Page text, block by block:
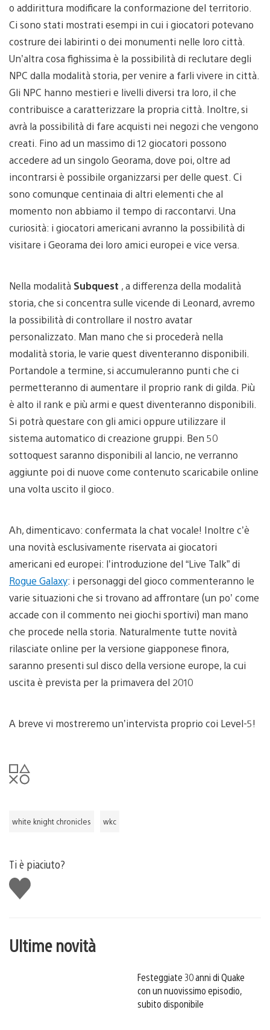
o addirittura modificare la conformazione del territorio.
Ci sono stati mostrati esempi in cui i giocatori potevano
costrure dei labirinti o dei monumenti nelle loro città.
Un’altra cosa fighissima è la possibilità di reclutare degli
NPC dalla modalità storia, per venire a farli vivere in città.
Gli NPC hanno mestieri e livelli diversi tra loro, il che
contribuisce a caratterizzare la propria città. Inoltre, si
avrà la possibilità di fare acquisti nei negozi che vengono
creati. Fino ad un massimo di 12 giocatori possono
accedere ad un singolo Georama, dove poi, oltre ad
incontrarsi è possibile organizzarsi per delle quest. Ci
sono comunque centinaia di altri elementi che al
momento non abbiamo il tempo di raccontarvi. Una
curiosità: i giocatori americani avranno la possibilità di
visitare i Georama dei loro amici europei e vice versa.
Nella modalità Subquest , a differenza della modalità
storia, che si concentra sulle vicende di Leonard, avremo
la possibilità di controllare il nostro avatar
personalizzato. Man mano che si procederà nella
modalità storia, le varie quest diventeranno disponibili.
Portandole a termine, si accumuleranno punti che ci
permetteranno di aumentare il proprio rank di gilda. Più
è alto il rank e più armi e quest diventeranno disponibili.
Si potrà questare con gli amici oppure utilizzare il
sistema automatico di creazione gruppi. Ben 50
sottoquest saranno disponibili al lancio, ne verranno
aggiunte poi di nuove come contenuto scaricabile online
una volta uscito il gioco.
Ah, dimenticavo: confermata la chat vocale! Inoltre c’è
una novità esclusivamente riservata ai giocatori
americani ed europei: l’introduzione del “Live Talk” di
Rogue Galaxy: i personaggi del gioco commenteranno le
varie situazioni che si trovano ad affrontare (un po’ come
accade con il commento nei giochi sportivi) man mano
che procede nella storia. Naturalmente tutte novità
rilasciate online per la versione giapponese finora,
saranno presenti sul disco della versione europe, la cui
uscita è prevista per la primavera del 2010
A breve vi mostreremo un’intervista proprio coi Level-5!
white knight chronicles wkc
Ti è piaciuto?
Mi
piace
Ultime novità
Festeggiate 30 anni di Quake
con un nuovissimo episodio,
subito disponibile